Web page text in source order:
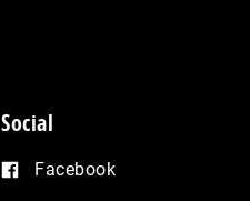
Social
Facebook